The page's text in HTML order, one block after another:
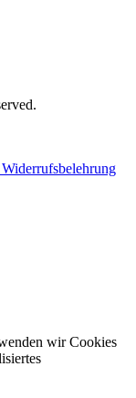
wir Cookies